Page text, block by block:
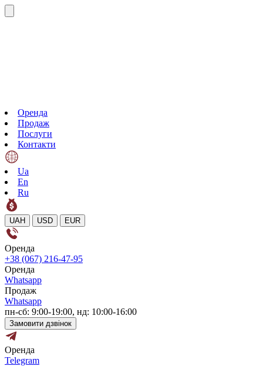
Оренда
Продаж
Послуги
Контакти
Ua
En
Ru
UAH USD EUR
Оренда
+38 (067) 216-47-95
Оренда
Whatsapp
Продаж
Whatsapp
пн-сб: 9:00-19:00, нд: 10:00-16:00
Замовити дзвінок
Оренда
Telegram